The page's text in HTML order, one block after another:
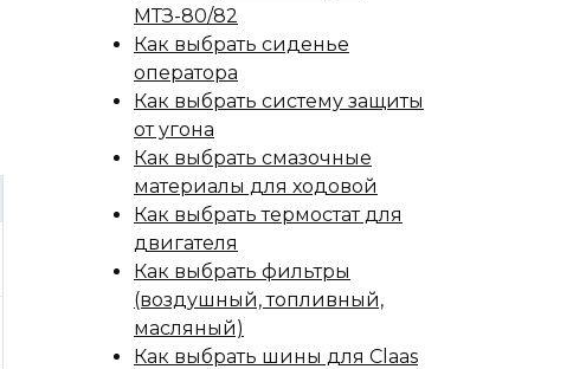
МТЗ-80/82
Как выбрать сиденье
оператора
Как выбрать систему защиты
от угона
Как выбрать смазочные
материалы для ходовой
Как выбрать термостат для
двигателя
Как выбрать фильтры
(воздушный, топливный,
масляный)
Как выбрать шины для Claas